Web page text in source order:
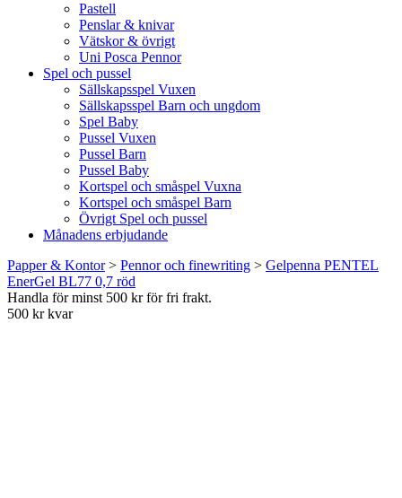
Pastell
Penslar & knivar
Vätskor & övrigt
Uni Posca Pennor
Spel och pussel
Sällskapsspel Vuxen
Sällskapsspel Barn och ungdom
Spel Baby
Pussel Vuxen
Pussel Barn
Pussel Baby
Kortspel och småspel Vuxna
Kortspel och småspel Barn
Övrigt Spel och pussel
Månadens erbjudande
Papper & Kontor> Pennor och finewriting > Gelpenna PENTEL
EnerGel BL77 0,7 röd
Handla för minst 500 kr för fri frakt.
500 kr kvar